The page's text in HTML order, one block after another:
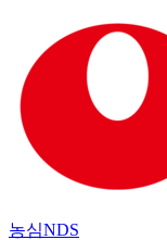
농심NDS